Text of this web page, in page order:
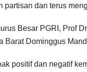
partisan dan terus
Besar PGRI, Prof
Barat Dominggus
positif dan negatif